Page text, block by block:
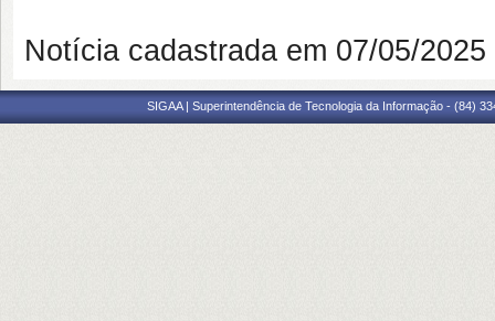
Notícia cadastrada em 07/05/
SIGAA | Superintendência de Tecnologia da Informação - (84)